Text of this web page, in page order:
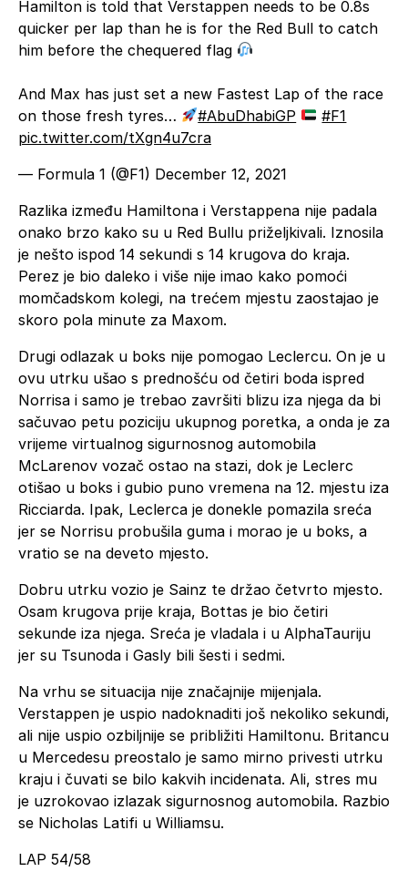
Hamilton is told that Verstappen needs to be 0.8s
quicker per lap than he is for the Red Bull to catch
him before the chequered flag
And Max has just set a new Fastest Lap of the race
on those fresh tyres…
#AbuDhabiGP
#F1
pic.twitter.com/tXgn4u7cra
— Formula 1 (@F1) December 12, 2021
Razlika između Hamiltona i Verstappena nije padala
onako brzo kako su u Red Bullu priželjkivali. Iznosila
je nešto ispod 14 sekundi s 14 krugova do kraja.
Perez je bio daleko i više nije imao kako pomoći
momčadskom kolegi, na trećem mjestu zaostajao je
skoro pola minute za Maxom.
Drugi odlazak u boks nije pomogao Leclercu. On je u
ovu utrku ušao s prednošću od četiri boda ispred
Norrisa i samo je trebao završiti blizu iza njega da bi
sačuvao petu poziciju ukupnog poretka, a onda je za
vrijeme virtualnog sigurnosnog automobila
McLarenov vozač ostao na stazi, dok je Leclerc
otišao u boks i gubio puno vremena na 12. mjestu iza
Ricciarda. Ipak, Leclerca je donekle pomazila sreća
jer se Norrisu probušila guma i morao je u boks, a
vratio se na deveto mjesto.
Dobru utrku vozio je Sainz te držao četvrto mjesto.
Osam krugova prije kraja, Bottas je bio četiri
sekunde iza njega. Sreća je vladala i u AlphaTauriju
jer su Tsunoda i Gasly bili šesti i sedmi.
Na vrhu se situacija nije značajnije mijenjala.
Verstappen je uspio nadoknaditi još nekoliko sekundi,
ali nije uspio ozbiljnije se približiti Hamiltonu. Britancu
u Mercedesu preostalo je samo mirno privesti utrku
kraju i čuvati se bilo kakvih incidenata. Ali, stres mu
je uzrokovao izlazak sigurnosnog automobila. Razbio
se Nicholas Latifi u Williamsu.
LAP 54/58